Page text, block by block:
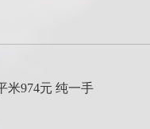
米974元 纯一手